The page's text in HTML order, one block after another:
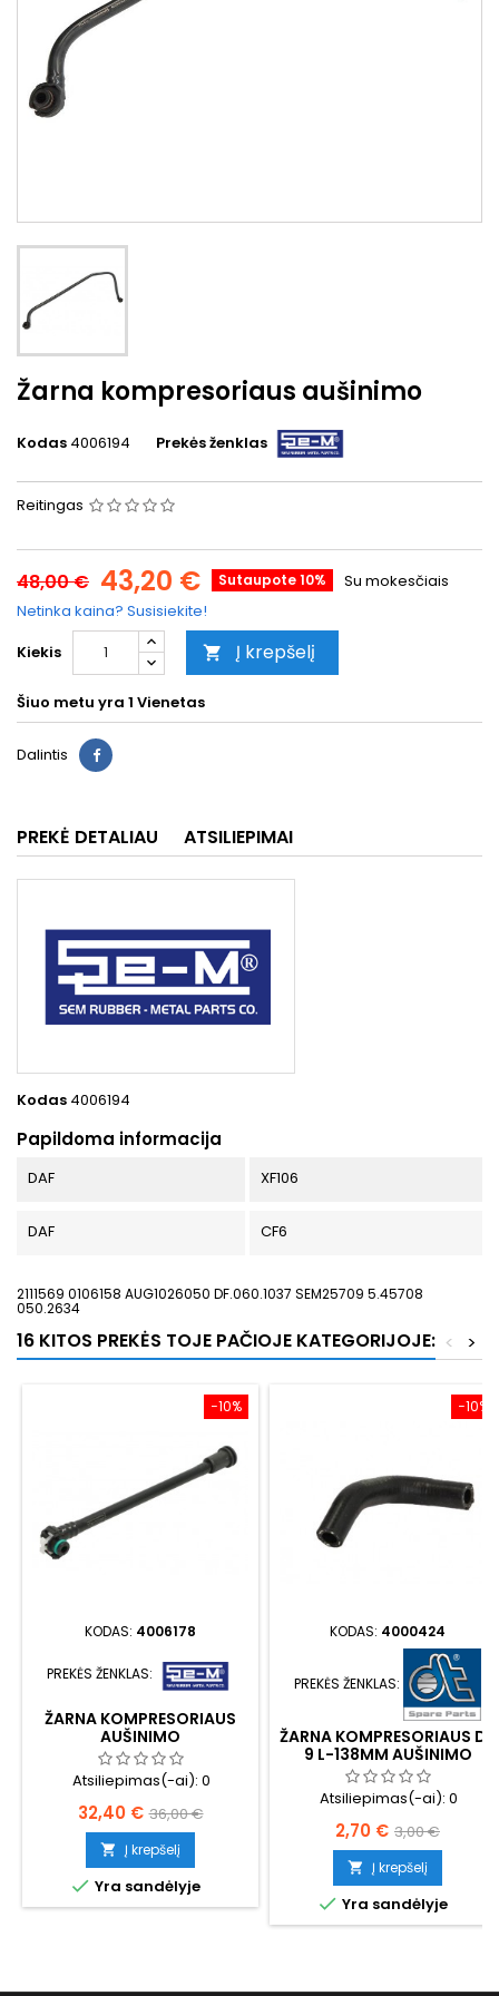
Žarna kompresoriaus aušinimo
Kodas 4006194 Prekės ženklas
Reitingas
48,00 € 43,20 € Sutaupote 10%
Su mokesčiais
Netinka kaina? Susisiekite!
Kiekis
 Į krepšelį
Šiuo metu yra 1 Vienetas
Dalintis
PREKĖ DETALIAU ATSILIEPIMAI
Kodas 4006194
Papildoma informacija
DAF XF106
DAF CF6
2111569 0106158 AUG1026050 DF.060.1037 SEM25709 5.45708
050.2634
16 KITOS PREKĖS TOJE PAČIOJE KATEGORIJOJE: >
<
−10%
KODAS: 4006178
PREKĖS ŽENKLAS:
ŽARNA KOMPRESORIAUS
AUŠINIMO
Atsiliepimas(-ai): 0
Kaina
32,40 € Bazinė
kaina
36,00 €
 Į krepšelį
 Yra sandėlyje
−10%
KODAS: 4000424
PREKĖS ŽENKLAS:
ŽARNA KOMPRESORIAUS D-
9 L-138MM AUŠINIMO
Atsiliepimas(-ai): 0
Kaina
2,70 € Bazinė
kaina
3,00 €
 Į krepšelį
 Yra sandėlyje